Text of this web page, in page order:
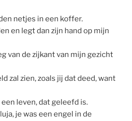
netjes in een koffer.
en legt dan zijn hand op mijn
van de zijkant van mijn gezicht
zal zien, zoals jij dat deed, want
leven, dat geleefd is.
je was een engel in de